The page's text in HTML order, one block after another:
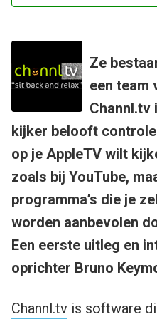
Ze
een team
Channl.tv
kijker belooft
op je AppleTV wilt
zoals bij YouTube,
programma’s die je
worden aanbevolen
Een eerste uitleg en
oprichter Bruno
Channl.tv is software